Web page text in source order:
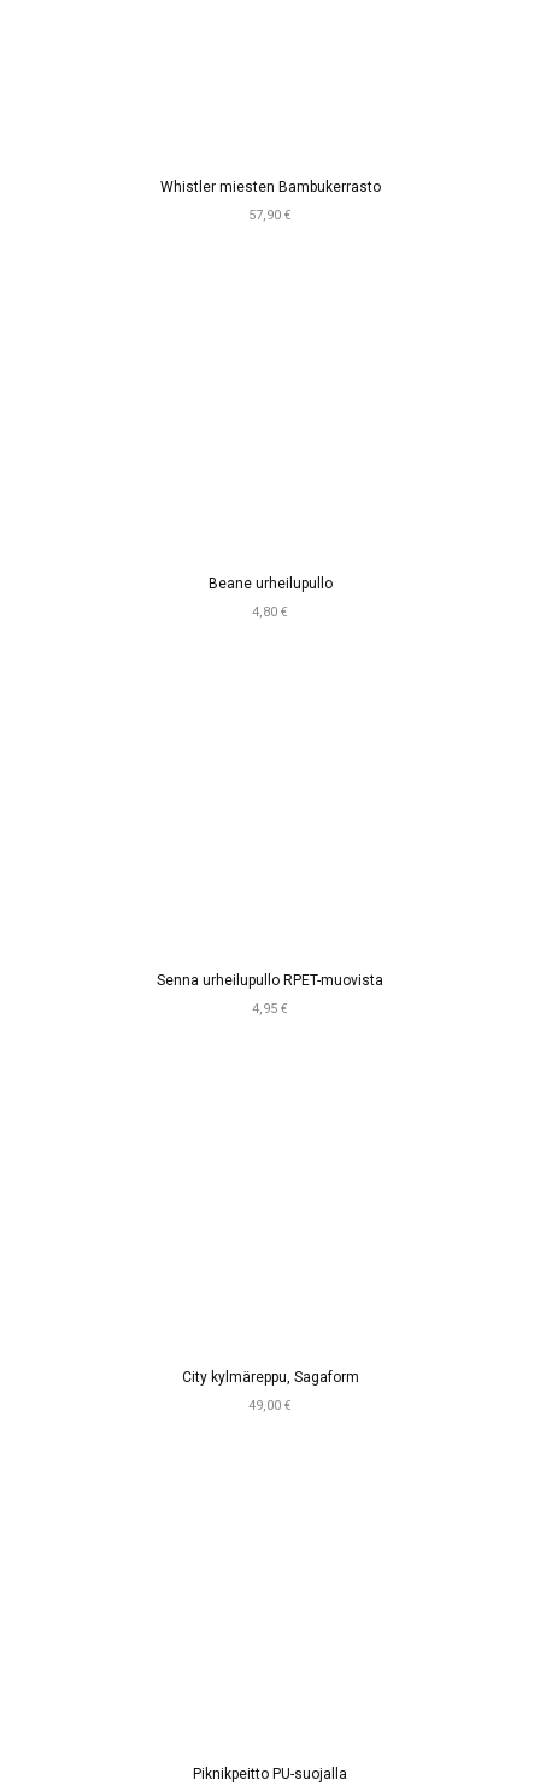
Whistler miesten Bambukerrasto
57,90 €
Beane urheilupullo
4,80 €
Senna urheilupullo RPET-muovista
4,95 €
City kylmäreppu, Sagaform
49,00 €
Piknikpeitto PU-suojalla